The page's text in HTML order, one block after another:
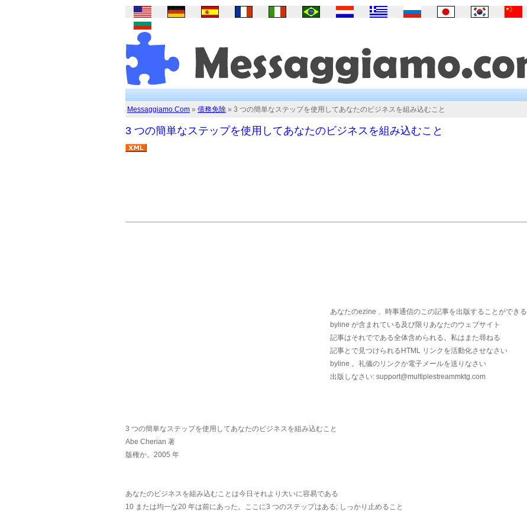
Messaggiamo.Com » 債務免除 » 3 つの簡単なステップを使用してあなたのビジネスを組み込むこと
3 つの簡単なステップを使用してあなたのビジネスを組み込むこと
あなたのezine 、時事通信のこの記事を出版することができる
byline が含まれている及び限りあなたのウェブサイト
記事はそれでである全体含められる。私はまた尋ねる
記事とで見つけられるHTML リンクを活動化させなさい
byline 。礼儀のリンクか電子メールを送りなさい
出版しなさい: support@multiplestreammktg.com
3 つの簡単なステップを使用してあなたのビジネスを組み込むこと
Abe Cherian 著
版権か。2005 年
あなたのビジネスを組み込むことは今日それより大いに容易である
10 または均一な20 年は前にあった。ここに3 つのステップはある; しっかり止めること